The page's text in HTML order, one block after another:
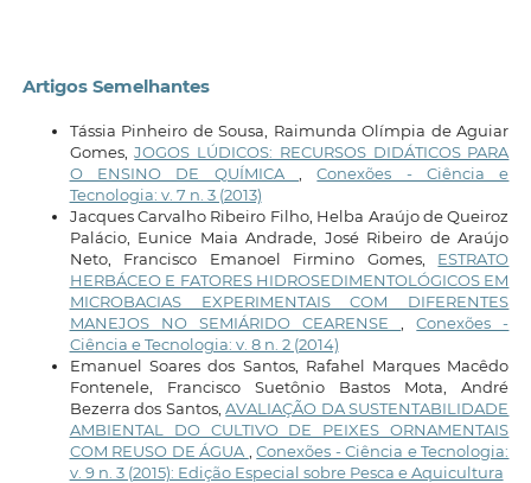
Artigos Semelhantes
Tássia Pinheiro de Sousa, Raimunda Olímpia de Aguiar
Gomes,JOGOS LÚDICOS: RECURSOS DIDÁTICOS PARA
O ENSINO DE QUÍMICA
,Conexões - Ciência e
Tecnologia: v. 7 n. 3 (2013)
Jacques Carvalho Ribeiro Filho, Helba Araújo de Queiroz
Palácio, Eunice Maia Andrade, José Ribeiro de Araújo
Neto, Francisco Emanoel Firmino Gomes, ESTRATO
HERBÁCEO E FATORES HIDROSEDIMENTOLÓGICOS EM
MICROBACIAS EXPERIMENTAIS COM DIFERENTES
MANEJOS NO SEMIÁRIDO CEARENSE
,Conexões -
Ciência e Tecnologia: v. 8 n. 2 (2014)
Emanuel Soares dos Santos, Rafahel Marques Macêdo
Fontenele, Francisco Suetônio Bastos Mota, André
Bezerra dos Santos,AVALIAÇÃO DA SUSTENTABILIDADE
AMBIENTAL DO CULTIVO DE PEIXES ORNAMENTAIS
COM REUSO DE ÁGUA
,Conexões - Ciência e Tecnologia:
v. 9 n. 3 (2015): Edição Especial sobre Pesca e Aquicultura